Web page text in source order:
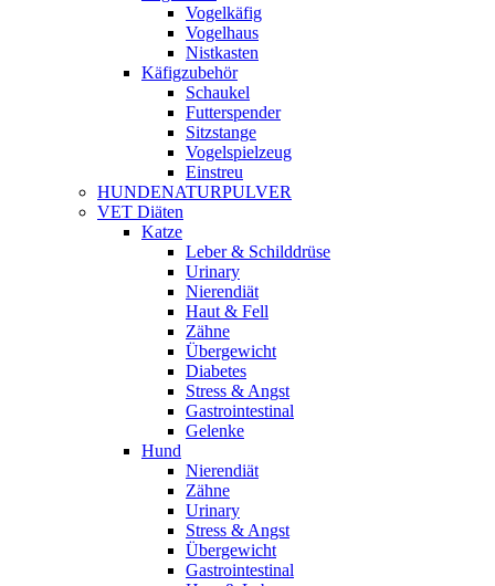
Vogelkäfig
Vogelhaus
Nistkasten
Käfigzubehör
Schaukel
Futterspender
Sitzstange
Vogelspielzeug
Einstreu
HUNDENATURPULVER
VET Diäten
Katze
Leber & Schilddrüse
Urinary
Nierendiät
Haut & Fell
Zähne
Übergewicht
Diabetes
Stress & Angst
Gastrointestinal
Gelenke
Hund
Nierendiät
Zähne
Urinary
Stress & Angst
Übergewicht
Gastrointestinal